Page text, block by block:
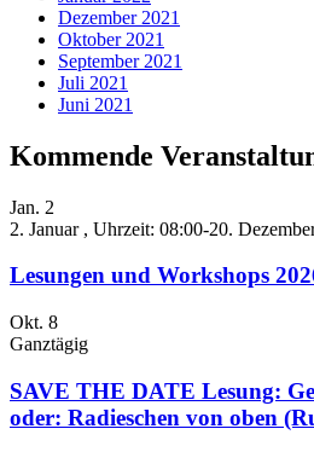
Dezember 2021
Oktober 2021
September 2021
Juli 2021
Juni 2021
Kommende
Jan. 2
2. Januar , Uhrzeit: 08:00-20.
Lesungen und Workshops
Okt. 8
Ganztägig
SAVE THE DATE Lesung:
oder: Radieschen von oben